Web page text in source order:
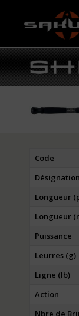
Code
Désignation
Longueur
Longueur
Puissance
Leurres (g)
Ligne (lb)
Action
Nbre de